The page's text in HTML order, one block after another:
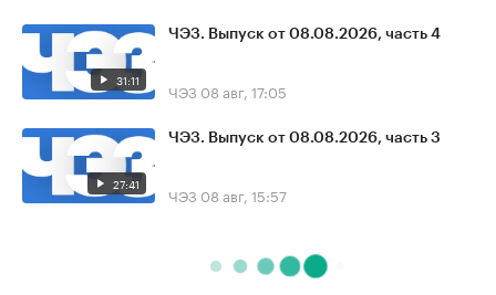
31:11
ЧЭЗ. Выпуск от 08.08.2026, часть 4
ЧЭЗ 08 авг, 17:05
27:41
ЧЭЗ. Выпуск от 08.08.2026, часть 3
ЧЭЗ 08 авг, 15:57